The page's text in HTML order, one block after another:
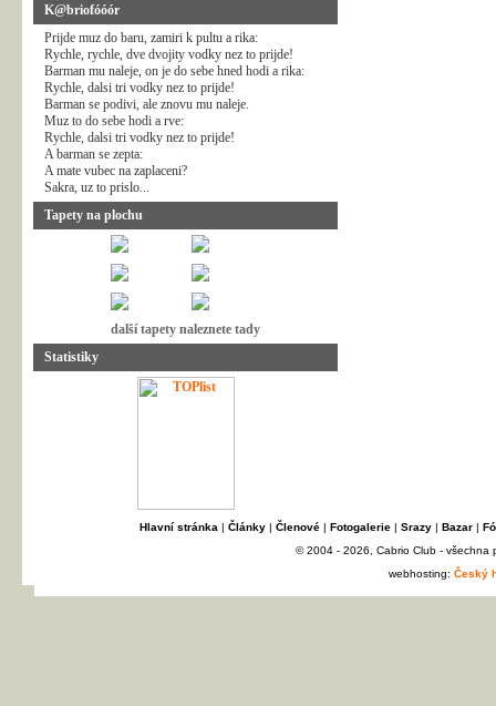
K@briofóóór
Prijde muz do baru, zamiri k pultu a rika:
Rychle, rychle, dve dvojity vodky nez to prijde!
Barman mu naleje, on je do sebe hned hodi a rika:
Rychle, dalsi tri vodky nez to prijde!
Barman se podivi, ale znovu mu naleje.
Muz to do sebe hodi a rve:
Rychle, dalsi tri vodky nez to prijde!
A barman se zepta:
A mate vubec na zaplaceni?
Sakra, uz to prislo...
Tapety na plochu
další tapety naleznete tady
Statistiky
Hlavní stránka | Články| Členové| Fotogalerie| Srazy| Bazar|
© 2004 - 2026, Cabrio Club - všechna
webhosting: Český